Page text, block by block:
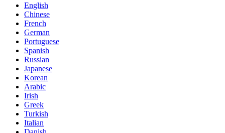
English
Chinese
French
German
Portuguese
Spanish
Russian
Japanese
Korean
Arabic
Irish
Greek
Turkish
Italian